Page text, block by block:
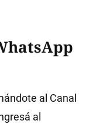
al Canal
al